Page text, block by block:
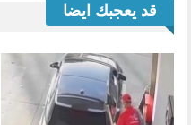
قد يعجبك ايضا